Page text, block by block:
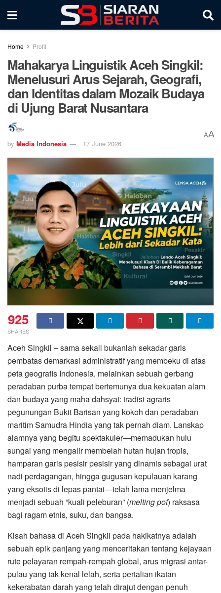
Home Profil
Mahakarya Linguistik Aceh Singkil:
Menelusuri Arus Sejarah, Geografi,
dan Identitas dalam Mozaik Budaya
di Ujung Barat Nusantara
by Media Indonesia 17 June 2026
AA
925
SHARES
Aceh Singkil – sama sekali bukanlah sekadar garis
pembatas demarkasi administratif yang membeku di atas
peta geografis Indonesia, melainkan sebuah gerbang
peradaban purba tempat bertemunya dua kekuatan alam
dan budaya yang maha dahsyat: tradisi agraris
pegunungan Bukit Barisan yang kokoh dan peradaban
maritim Samudra Hindia yang tak pernah diam. Lanskap
alamnya yang begitu spektakuler—memadukan hulu
sungai yang mengalir membelah hutan hujan tropis,
hamparan garis pesisir pesisir yang dinamis sebagai urat
nadi perdagangan, hingga gugusan kepulauan karang
yang eksotis di lepas pantai—telah lama menjelma
menjadi sebuah “kuali peleburan” (melting pot) raksasa
bagi ragam etnis, suku, dan bangsa.
​Kisah bahasa di Aceh Singkil pada hakikatnya adalah
sebuah epik panjang yang menceritakan tentang kejayaan
rute pelayaran rempah-rempah global, arus migrasi antar-
pulau yang tak kenal lelah, serta pertalian ikatan
kekerabatan darah yang telah dirajut dengan penuh